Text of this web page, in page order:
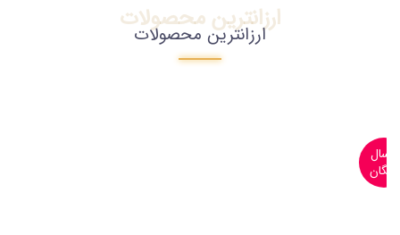
ارزانترین محصولات
ارزانترین محصولات
ارسال
رایگان